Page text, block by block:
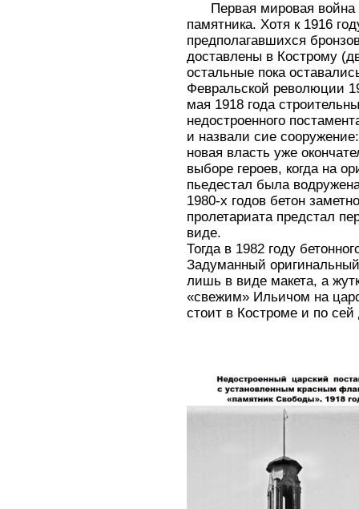
Первая мировая
памятника. Хотя к 1916
предполагавшихся
доставлены в Кострому
остальные пока
Февральской революции
мая 1918 года
недостроенного
и назвали сие
новая власть уже
выборе героев, когда на
пьедестал была
1980-х годов бетон
пролетариата предстал
виде.
Тогда в 1982 году
Задуманный
лишь в виде макета, а
«свежим» Ильичом на
стоит в Костроме и по сей